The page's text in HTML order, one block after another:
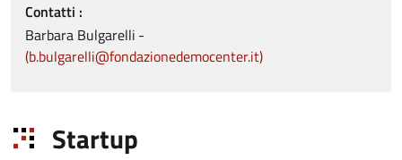
Contatti
Barbara Bulgarelli
b.bulgarelli@fondazionedemocenter.it
Startup